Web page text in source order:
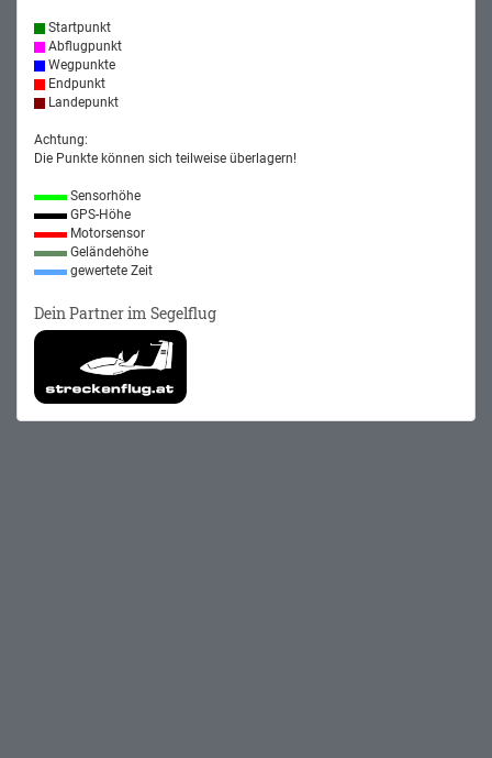
Startpunkt
Abflugpunkt
Wegpunkte
Endpunkt
Landepunkt
Achtung:
Die Punkte können sich teilweise überlagern!
Sensorhöhe
GPS-Höhe
Motorsensor
Geländehöhe
gewertete Zeit
Dein Partner im Segelflug